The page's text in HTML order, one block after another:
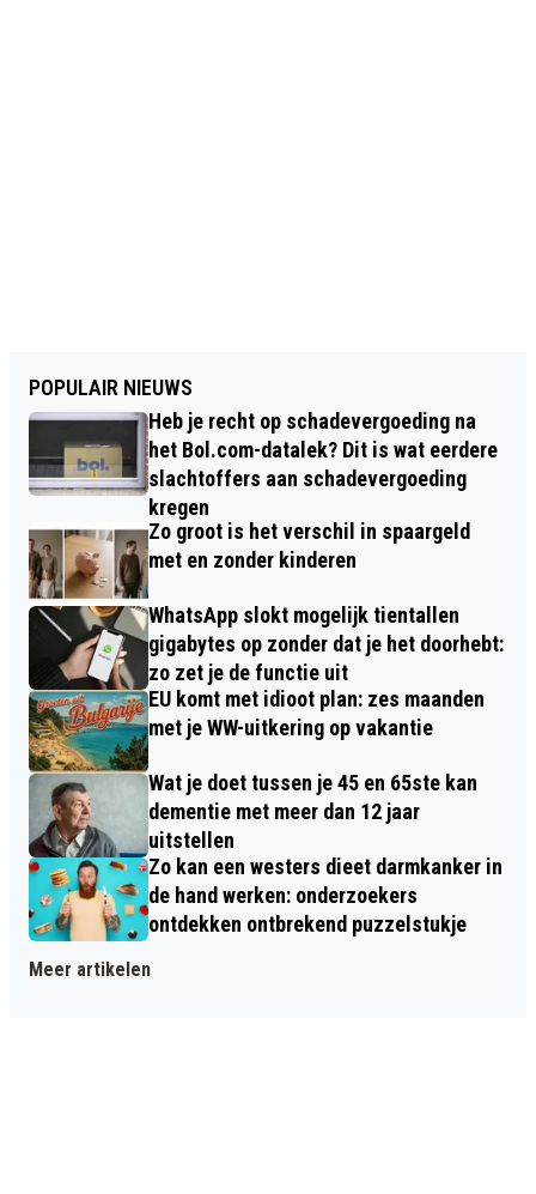
POPULAIR NIEUWS
Heb je recht op schadevergoeding na
het Bol.com-datalek? Dit is wat eerdere
slachtoffers aan schadevergoeding
kregen
Zo groot is het verschil in spaargeld
met en zonder kinderen
WhatsApp slokt mogelijk tientallen
gigabytes op zonder dat je het doorhebt:
zo zet je de functie uit
EU komt met idioot plan: zes maanden
met je WW-uitkering op vakantie
Wat je doet tussen je 45 en 65ste kan
dementie met meer dan 12 jaar
uitstellen
Zo kan een westers dieet darmkanker in
de hand werken: onderzoekers
ontdekken ontbrekend puzzelstukje
Meer artikelen